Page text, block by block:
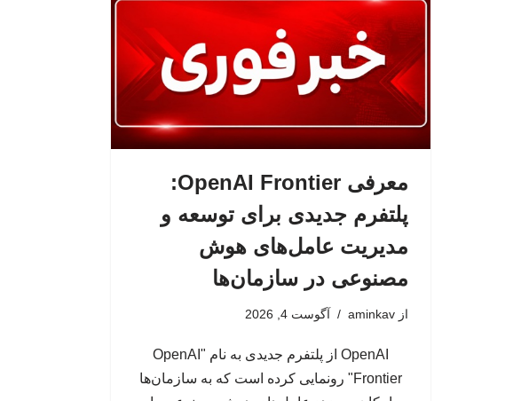
معرفی OpenAI Frontier:
پلتفرم جدیدی برای توسعه و
مدیریت عامل‌های هوش
مصنوعی در سازمان‌ها
از aminkav آگوست 4, 2026
OpenAI از پلتفرم جدیدی به نام "OpenAI
Frontier" رونمایی کرده است که به سازمان‌ها